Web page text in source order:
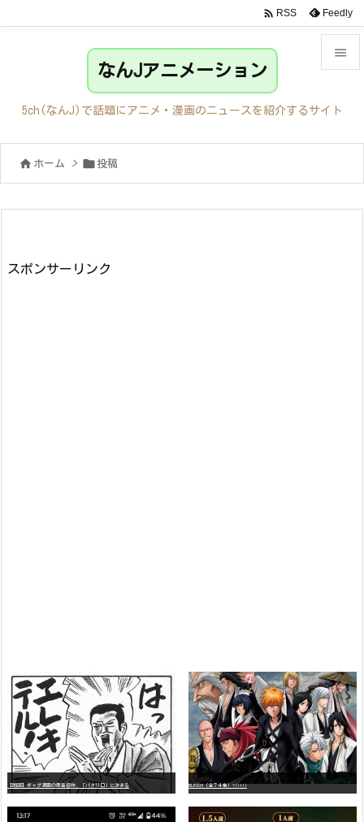

サイド
前へ

 RSS Feedly
なんJアニメーション
5ch(なんJ)で話題にアニメ・漫画のニュースを紹介するサイト
 ホーム >  投稿
スポンサーリンク
【朗報】ギャグ漫画の最高傑作、「パタリロ」に決まる BLEACH（全７４巻）?!!!!!